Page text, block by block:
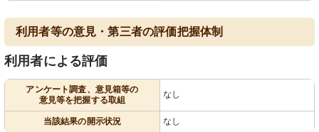
利用者等の意見・第三者の評価把握体制
利用者による評価
アンケート調査、意見箱等の
意見等を把握する取組
なし
当該結果の開示状況 なし